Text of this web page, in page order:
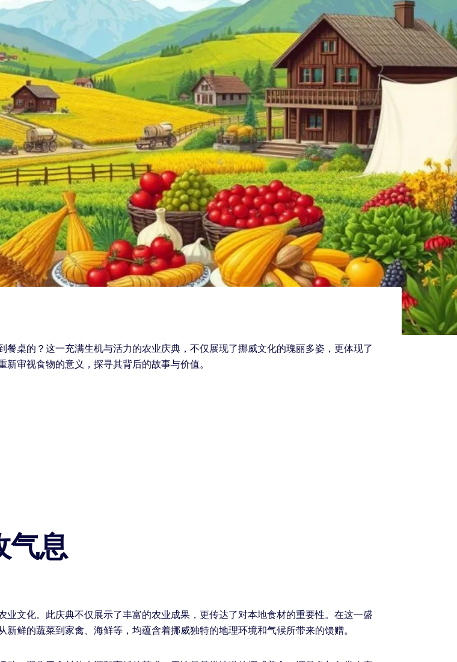
桌的？这一充满生机与活力的农业庆典，不仅展现了挪威文化的瑰丽多姿，更体现了
审视食物的意义，探寻其背后的故事与价值。
气息
文化。此庆典不仅展示了丰富的农业成果，更传达了对本地食材的重要性。在这一盛
鲜的蔬菜到家禽、海鲜等，均蕴含着挪威独特的地理环境和气候所带来的馈赠。